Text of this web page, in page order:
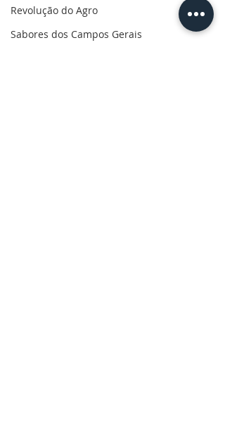
Revolução do Agro
Sabores dos Campos Gerais